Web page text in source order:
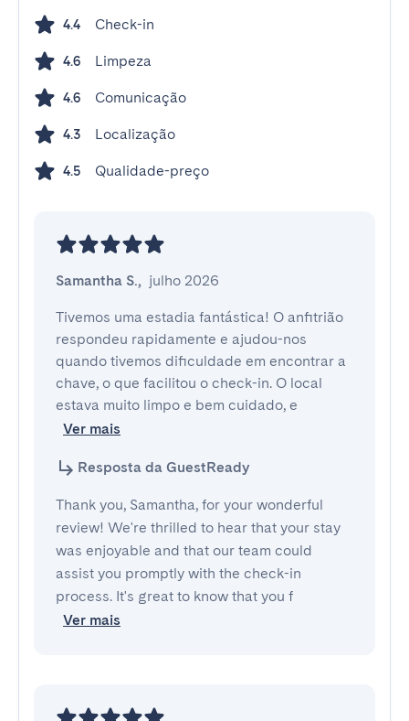
4.4 Check-in
4.6 Limpeza
4.6 Comunicação
4.3 Localização
4.5 Qualidade-preço
Samantha S., julho 2026
Tivemos uma estadia fantástica! O anfitrião
respondeu rapidamente e ajudou-nos
quando tivemos dificuldade em encontrar a
chave, o que facilitou o check-in. O local
estava muito limpo e bem cuidado, e
Ver mais
Resposta da GuestReady
Thank you, Samantha, for your wonderful
review! We're thrilled to hear that your stay
was enjoyable and that our team could
assist you promptly with the check-in
process. It's great to know that you f
Ver mais